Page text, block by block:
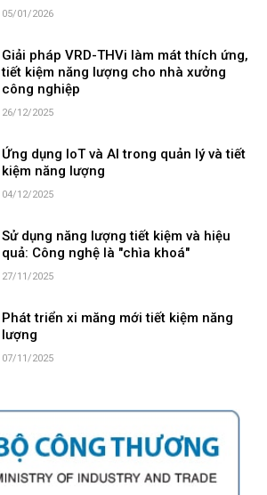
05/01/2026
Giải pháp VRD-THVi làm mát thích ứng,
tiết kiệm năng lượng cho nhà xưởng
công nghiệp
26/12/2025
Ứng dụng IoT và AI trong quản lý và tiết
kiệm năng lượng
04/12/2025
Sử dụng năng lượng tiết kiệm và hiệu
quả: Công nghệ là "chìa khoá"
27/11/2025
Phát triển xi măng mới tiết kiệm năng
lượng
07/11/2025